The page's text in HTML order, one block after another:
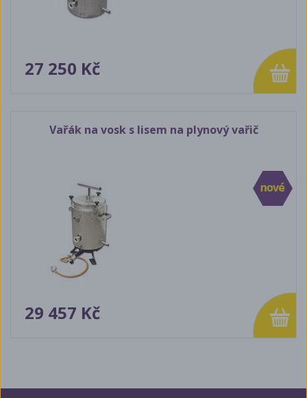
27 250 Kč
Vařák na vosk s lisem na plynový vařič
29 457 Kč